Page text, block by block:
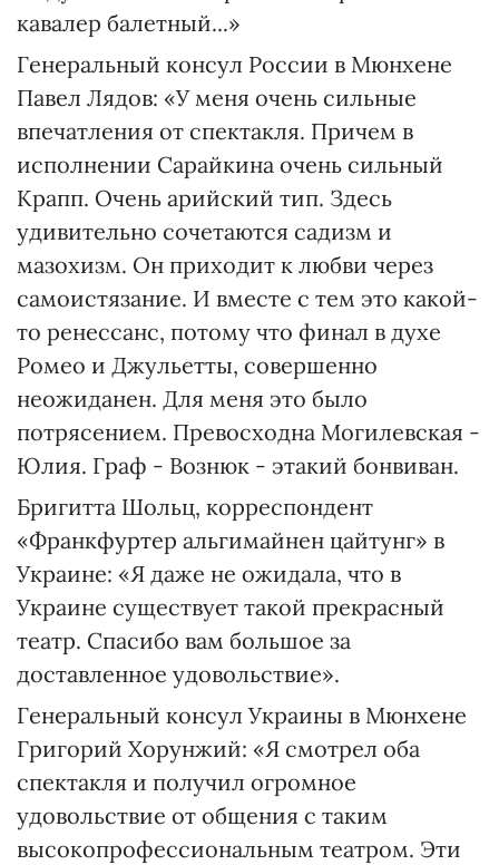
кавалер балетный...»
Генеральный консул России в Мюнхене
Павел Лядов: «У меня очень сильные
впечатления от спектакля. Причем в
исполнении Сарайкина очень сильный
Крапп. Очень арийский тип. Здесь
удивительно сочетаются садизм и
мазохизм. Он приходит к любви через
самоистязание. И вместе с тем это какой-
то ренессанс, потому что финал в духе
Ромео и Джульетты, совершенно
неожиданен. Для меня это было
потрясением. Превосходна Могилевская -
Юлия. Граф - Вознюк - этакий бонвиван.
Бригитта Шольц, корреспондент
«Франкфуртер альгимайнен цайтунг» в
Украине: «Я даже не ожидала, что в
Украине существует такой прекрасный
театр. Спасибо вам большое за
доставленное удовольствие».
Генеральный консул Украины в Мюнхене
Григорий Хорунжий: «Я смотрел оба
спектакля и получил огромное
удовольствие от общения с таким
высокопрофессиональным театром. Эти